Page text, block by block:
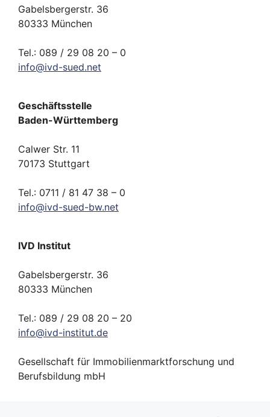
Gabelsbergerstr. 36
80333 München
Tel.: 089 / 29 08 20 – 0
info@ivd-sued.net
Geschäftsstelle
Baden-Württemberg
Calwer Str. 11
70173 Stuttgart
Tel.: 0711 / 81 47 38 – 0
info@ivd-sued-bw.net
IVD Institut
Gabelsbergerstr. 36
80333 München
Tel.: 089 / 29 08 20 – 20
info@ivd-institut.de
Gesellschaft für Immobilienmarktforschung und
Berufsbildung mbH